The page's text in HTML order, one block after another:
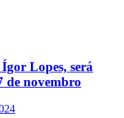
Lopes, será
de novembro